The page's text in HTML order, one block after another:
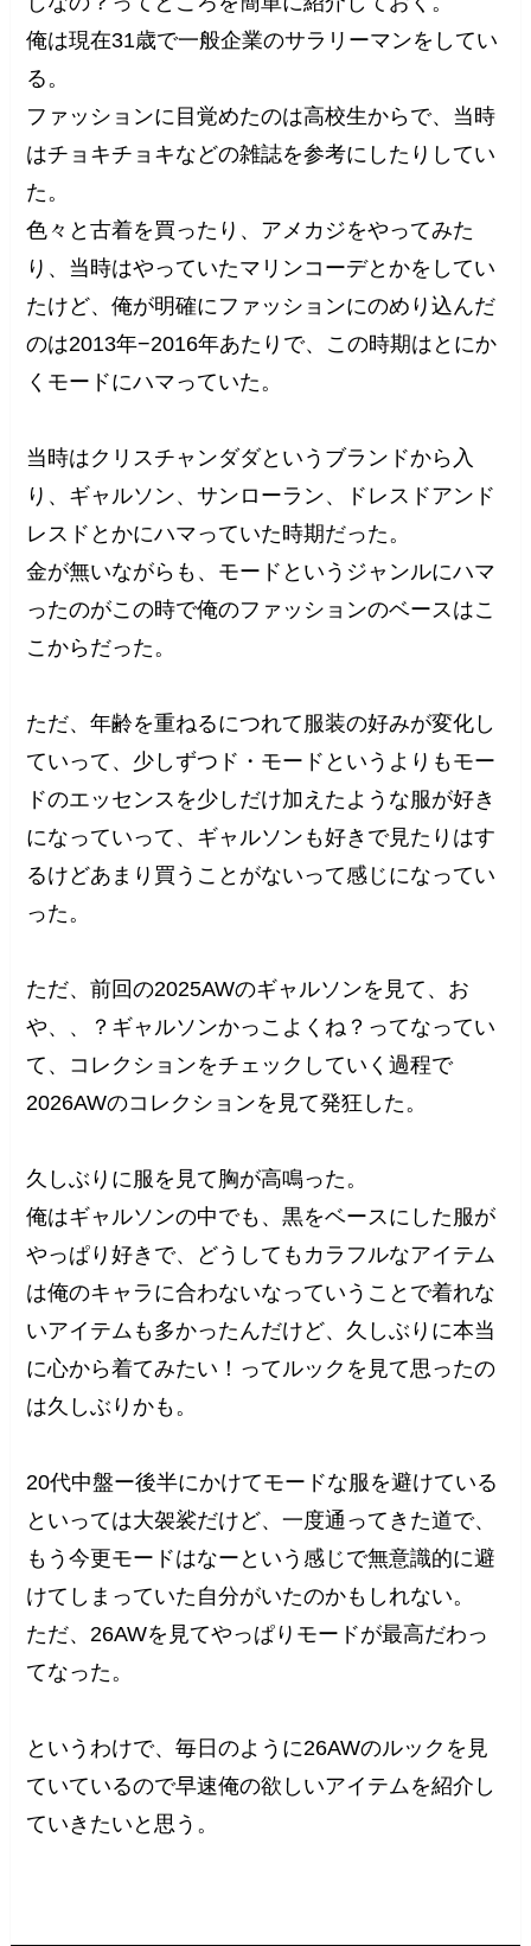
俺は現在31歳で一般企業のサラリーマンをしてい
る。
ファッションに目覚めたのは高校生からで、当時
はチョキチョキなどの雑誌を参考にしたりしてい
た。
色々と古着を買ったり、アメカジをやってみた
り、当時はやっていたマリンコーデとかをしてい
たけど、俺が明確にファッションにのめり込んだ
のは2013年−2016年あたりで、この時期はとにか
くモードにハマっていた。
当時はクリスチャンダダというブランドから入
り、ギャルソン、サンローラン、ドレスドアンド
レスドとかにハマっていた時期だった。
金が無いながらも、モードというジャンルにハマ
ったのがこの時で俺のファッションのベースはこ
こからだった。
ただ、年齢を重ねるにつれて服装の好みが変化し
ていって、少しずつド・モードというよりもモー
ドのエッセンスを少しだけ加えたような服が好き
になっていって、ギャルソンも好きで見たりはす
るけどあまり買うことがないって感じになってい
った。
ただ、前回の2025AWのギャルソンを見て、お
や、、？ギャルソンかっこよくね？ってなってい
て、コレクションをチェックしていく過程で
2026AWのコレクションを見て発狂した。
久しぶりに服を見て胸が高鳴った。
俺はギャルソンの中でも、黒をベースにした服が
やっぱり好きで、どうしてもカラフルなアイテム
は俺のキャラに合わないなっていうことで着れな
いアイテムも多かったんだけど、久しぶりに本当
に心から着てみたい！ってルックを見て思ったの
は久しぶりかも。
20代中盤ー後半にかけてモードな服を避けている
といっては大袈裟だけど、一度通ってきた道で、
もう今更モードはなーという感じで無意識的に避
けてしまっていた自分がいたのかもしれない。
ただ、26AWを見てやっぱりモードが最高だわっ
てなった。
というわけで、毎日のように26AWのルックを見
ていているので早速俺の欲しいアイテムを紹介し
ていきたいと思う。